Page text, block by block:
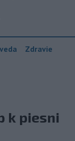
Zdravie
k piesni